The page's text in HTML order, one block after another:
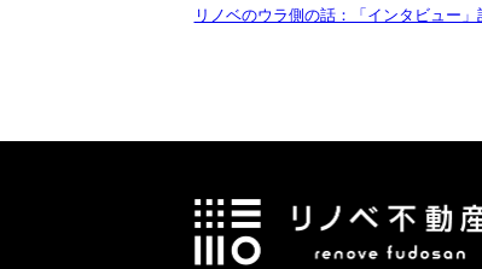
リノベのウラ側の話：「インタビュー」